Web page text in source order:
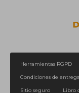
Herramientas RGPD
Condiciones de
Sitio seguro
Libro